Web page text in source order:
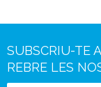
SUBSCRIU-TE
REBRE LES